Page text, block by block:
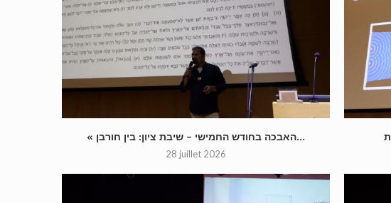
« האבכה בחודש החמישי – שיבת ציון: בין חורבן...
28 juillet 2026